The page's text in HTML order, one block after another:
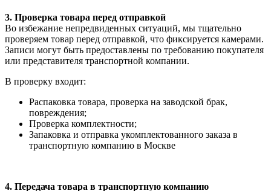
3. Проверка товара перед отправкой
Во избежание непредвиденных ситуаций, мы тщательно
проверяем товар перед отправкой, что фиксируется камерами.
Записи могут быть предоставлены по требованию покупателя
или представителя транспортной компании.
В проверку входит:
Распаковка товара, проверка на заводской брак,
повреждения;
Проверка комплектности;
Запаковка и отправка укомплектованного заказа в
транспортную компанию в Москве
4. Передача товара в транспортную компанию